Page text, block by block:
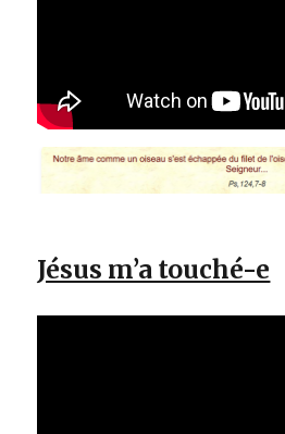
Jésus m’a touché-e